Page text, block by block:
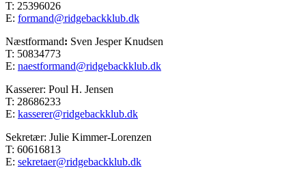
T: 25396026
E: formand@ridgebackklub.dk
Næstformand: Sven Jesper Knudsen
T: 50834773
E: naestformand@ridgebackklub.dk
Kasserer: Poul H. Jensen
T: 28686233
E: kasserer@ridgebackklub.dk
Sekretær: Julie Kimmer-Lorenzen
T: 60616813
E: sekretaer@ridgebackklub.dk